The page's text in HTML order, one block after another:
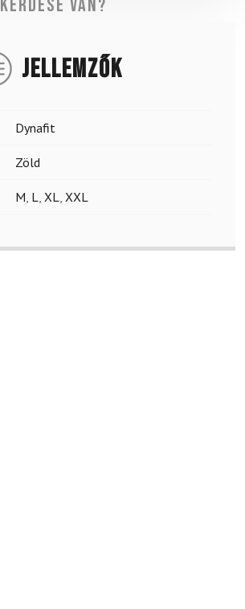
Kérdése van?
JELLEMZŐK
Dynafit
Zöld
M, L, XL, XXL